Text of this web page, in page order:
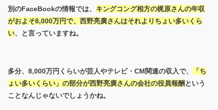
別のFaceBookの情報では、 キングコング相方の梶原さんの年収
がおよそ8,000万円で、西野亮廣さんはそれよりちょい多いくら
い、と言っていますね。
多分、8,000万円くらいが芸人やテレビ・CM関連の収入で、
「ち
ょい多いくらい」の部分が西野亮廣さんの会社の役員報酬という
ことなんじゃないでしょうかね。